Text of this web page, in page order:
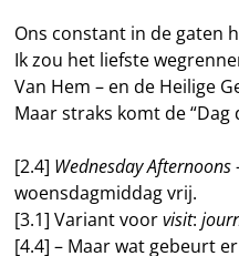
Ons constant in de gaten
Ik zou het liefste
Van Hem – en de Heilige
Maar straks komt de “Dag
[2.4] Wednesday Afternoons
woensdagmiddag vrij.
[3.1] Variant voorvisit:
[4.4] – Maar wat gebeurt